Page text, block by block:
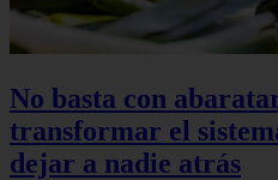
No basta con
transformar el
dejar a nadie atrás